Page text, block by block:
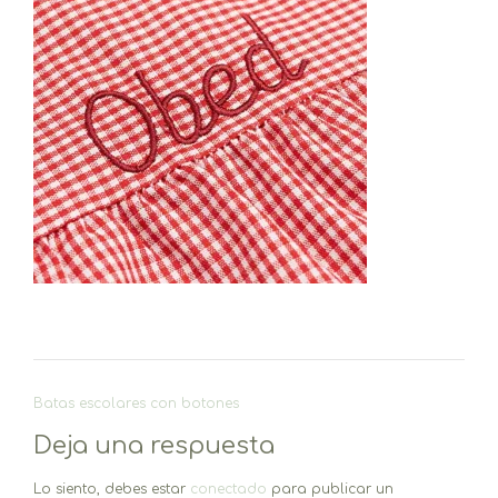
Navegación
entradas
Batas escolares con botones
Deja una respuesta
Lo siento, debes estar conectado para publicar un